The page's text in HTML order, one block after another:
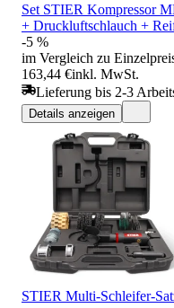
Set STIER Kompressor
+ Druckluftschlauch +
-5 %
im Vergleich zu
163,44 €inkl. MwSt.
Lieferung bis 2-3
Details anzeigen
STIER Multi-Schleifer-